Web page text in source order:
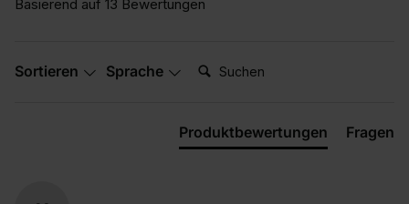
Basierend auf 13 Bewertungen
Sortieren Sprache Suchen:
Produktbewertungen Fragen